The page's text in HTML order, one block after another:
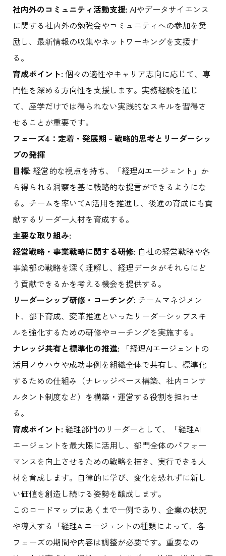
社内外のコミュニティ活動支援: AIやデータサイエンス
に関する社内外の勉強会やコミュニティへの参加を奨
励し、最新情報の収集やネットワーキングを支援す
る。
育成ポイント: 個々の適性やキャリア志向に応じて、専
門性を深める方向性を支援します。実務経験を通じ
て、座学だけでは得られない実践的なスキルを習得さ
せることが重要です。
フェーズ4：定着・発展期 – 戦略的思考とリーダーシッ
プの発揮
目標: 経営的な視点を持ち、「経理AIエージェント」か
ら得られる洞察を基に戦略的な提言ができるようにな
る。チームを率いてAI活用を推進し、後進の育成にも貢
献するリーダー人材を育成する。
主要な取り組み:
経営戦略・事業戦略に関する研修: 自社の経営戦略や各
事業部の戦略を深く理解し、経理データがそれらにど
う貢献できるかを考える機会を提供する。
リーダーシップ研修・コーチング: チームマネジメン
ト、部下育成、変革推進といったリーダーシップスキ
ルを強化するための研修やコーチングを実施する。
ナレッジ共有と標準化の推進: 「経理AIエージェントの
活用ノウハウや成功事例を組織全体で共有し、標準化
するための仕組み（ナレッジベース構築、社内コンサ
ルタント制度など）を構築・運営する役割を担わせ
る。
育成ポイント: 経理部門のリーダーとして、「経理AI
エージェントを最大限に活用し、部門全体のパフォー
マンスを向上させるための戦略を描き、実行できる人
材を育成します。自律的に学び、変化を恐れずに新し
い価値を創造し続ける姿勢を醸成します。
このロードマップはあくまで一例であり、企業の状況
や導入する「経理AIエージェントの種類によって、各
フェーズの期間や内容は調整が必要です。重要なの